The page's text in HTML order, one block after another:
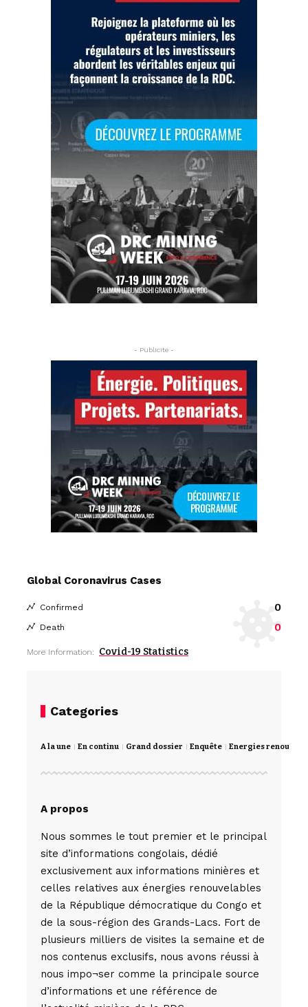
- Publicite -
Global Coronavirus Cases
Confirmed 0
Death 0
More Information: Covid-19 Statistics
Categories
A la une En continu Grand dossier Enquête Energies
A propos
Nous sommes le tout premier et le principal
site d’informations congolais, dédié
exclusivement aux informations minières et
celles relatives aux énergies renouvelables
de la République démocratique du Congo et
de la sous-région des Grands-Lacs. Fort de
plusieurs milliers de visites la semaine et de
nos contenus exclusifs, nous avons réussi à
nous impo¬ser comme la principale source
d’informations et une référence de